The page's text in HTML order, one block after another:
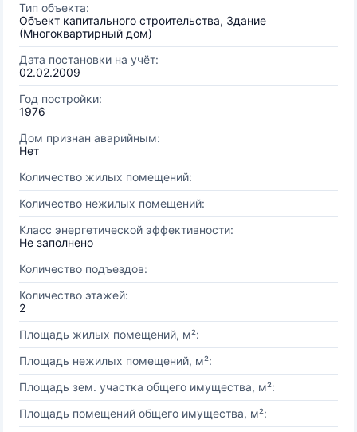
Тип объекта:
Объект капитального строительства, Здание
(Многоквартирный дом)
Дата постановки на учёт:
02.02.2009
Год постройки:
1976
Дом признан аварийным:
Нет
Количество жилых помещений:
Количество нежилых помещений:
Класс энергетической эффективности:
Не заполнено
Количество подъездов:
Количество этажей:
2
Площадь жилых помещений, м²:
Площадь нежилых помещений, м²:
Площадь зем. участка общего имущества, м²:
Площадь помещений общего имущества, м²: